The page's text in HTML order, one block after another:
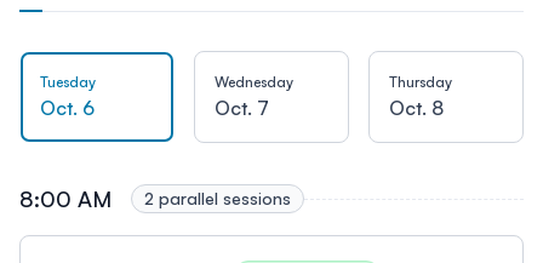
Tuesday
Oct. 6
Wednesday
Oct. 7
Thursday
Oct. 8
8:00 AM 2 parallel sessions